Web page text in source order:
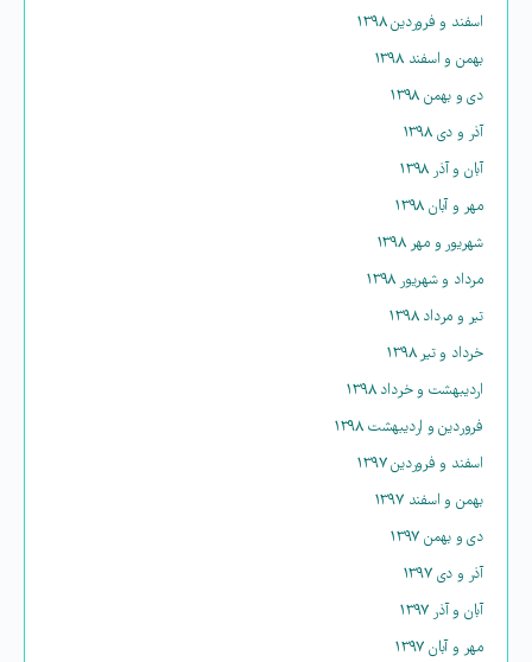
اسفند و فروردین ۱۳۹۸
بهمن و اسفند ۱۳۹۸
دی و بهمن ۱۳۹۸
آذر و دی ۱۳۹۸
آبان و آذر ۱۳۹۸
مهر و آبان ۱۳۹۸
شهریور و مهر ۱۳۹۸
مرداد و شهریور ۱۳۹۸
تیر و مرداد ۱۳۹۸
خرداد و تیر ۱۳۹۸
اردیبهشت و خرداد ۱۳۹۸
فروردین و اردیبهشت ۱۳۹۸
اسفند و فروردین ۱۳۹۷
بهمن و اسفند ۱۳۹۷
دی و بهمن ۱۳۹۷
آذر و دی ۱۳۹۷
آبان و آذر ۱۳۹۷
مهر و آبان ۱۳۹۷